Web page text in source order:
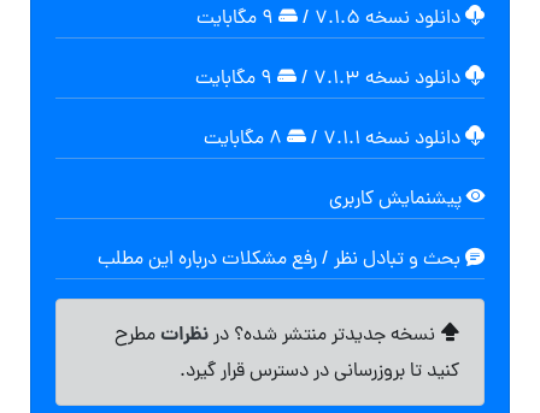
دانلود نسخه ۷.۱.۵ /
دانلود نسخه ۷.۱.۳ /
دانلود نسخه ۷.۱.۱ /
پیشنمایش کاربری
بحث و تبادل نظر / رفع مشکلات درباره این مطلب
نسخه جدیدتر منتشر شده؟ درنظراتمطرح
کنید تا بروزرسانی در دسترس قرار گیرد.